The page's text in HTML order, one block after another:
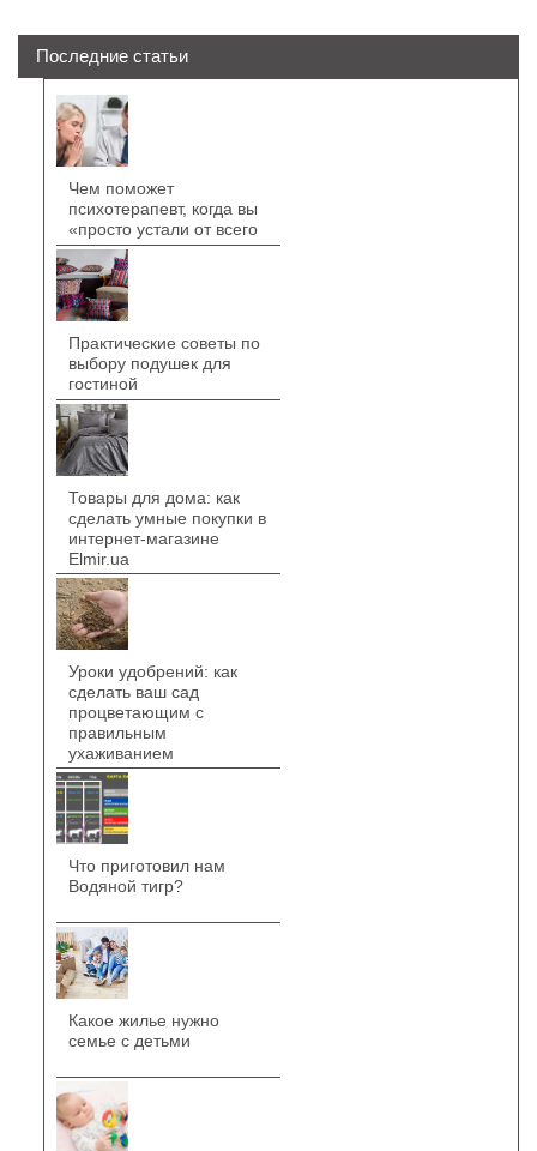
Последние статьи
Чем поможет
психотерапевт, когда вы
«просто устали от всего
Практические советы по
выбору подушек для
гостиной
Товары для дома: как
сделать умные покупки в
интернет-магазине
Elmir.ua
Уроки удобрений: как
сделать ваш сад
процветающим с
правильным
ухаживанием
Что приготовил нам
Водяной тигр?
Какое жилье нужно
семье с детьми